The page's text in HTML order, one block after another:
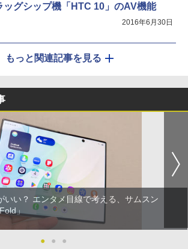
ッグシップ機「HTC 10」のAV機能
2016年6月30日
もっと関連記事を見る
いい？ エンタメ目線で考える、サムスン
」
● ● ●